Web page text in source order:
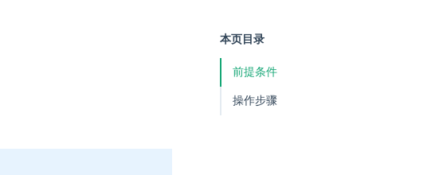
本页目录
前提条件
操作步骤